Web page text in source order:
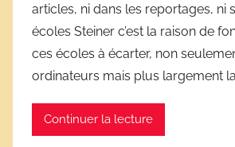
i
r
e
s
articles, ni dans les reportages, ni
écoles Steiner c’est la raison de
ces écoles à écarter, non
ordinateurs mais plus largement
Continuer la lecture